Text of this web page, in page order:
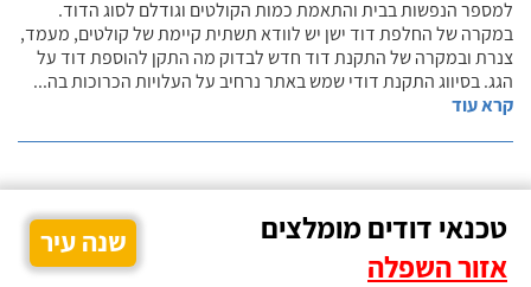
למספר הנפשות בבית והתאמת כמות הקולטים וגודלם לסוג הדוד.
במקרה של החלפת דוד ישן יש לוודא תשתית קיימת של קולטים, מעמד,
צנרת ובמקרה של התקנת דוד חדש לבדוק מה התקן להוספת דוד על
הגג. בסיווג התקנת דודי שמש באתר נרחיב על העלויות הכרוכות בה...
קרא עוד
טכנאי דודים מומלצים
אזור השפלה
שנה עיר